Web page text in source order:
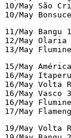
10/May São
10/May
11/May Bangu
12/May Olaria
13/May
15/May
16/May
16/May Volta
16/May Vasco
16/May
17/May
19/May Volta